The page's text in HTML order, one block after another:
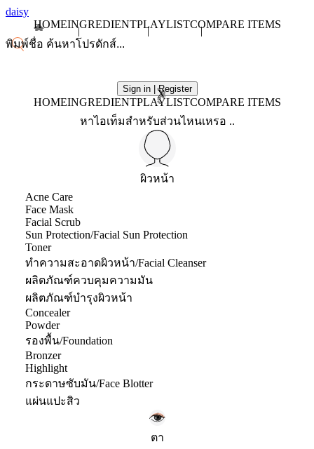
daisy
HOMEINGREDIENTPLAYLISTCOMPARE ITEMS
Sign in | Register
X
HOMEINGREDIENTPLAYLISTCOMPARE ITEMS
หาไอเท็มสำหรับส่วนไหนเหรอ ..
ผิวหน้า
Acne Care
Face Mask
Facial Scrub
Sun Protection/Facial Sun Protection
Toner
ทำความสะอาดผิวหน้า/Facial Cleanser
ผลิตภัณฑ์ควบคุมความมัน
ผลิตภัณฑ์บำรุงผิวหน้า
Concealer
Powder
รองพื้น/Foundation
Bronzer
Highlight
กระดาษซับมัน/Face Blotter
แผ่นแปะสิว
ตา